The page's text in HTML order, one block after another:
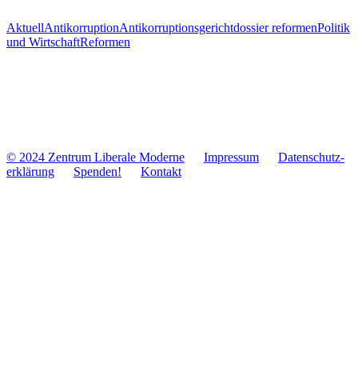
AktuellAntikorruptionAntikorruptionsgerichtdossier reformenPolitik
und WirtschaftReformen
© 2024 Zentrum Libe­rale Moderne Impres­sum
Daten­schutz­
er­klä­rung
Spenden! Kontakt